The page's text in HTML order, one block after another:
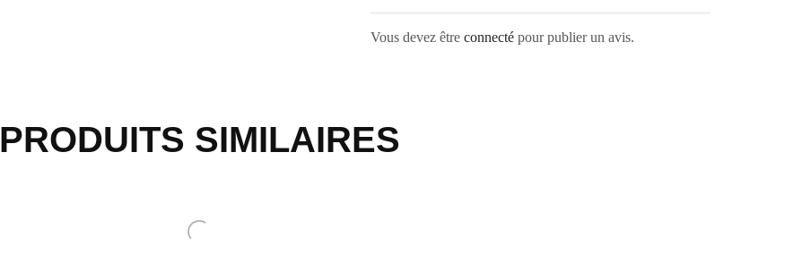
Vous devez être connectépour publier un avis.
PRODUITS SIMILAIRES